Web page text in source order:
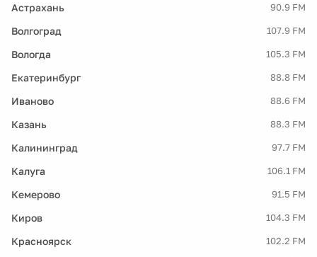
Астрахань 90.9 FM
Волгоград 107.9 FM
Вологда 105.3 FM
Екатеринбург 88.8 FM
Иваново 88.6 FM
Казань 88.3 FM
Калининград 97.7 FM
Калуга 106.1 FM
Кемерово 91.5 FM
Киров 104.3 FM
Красноярск 102.2 FM